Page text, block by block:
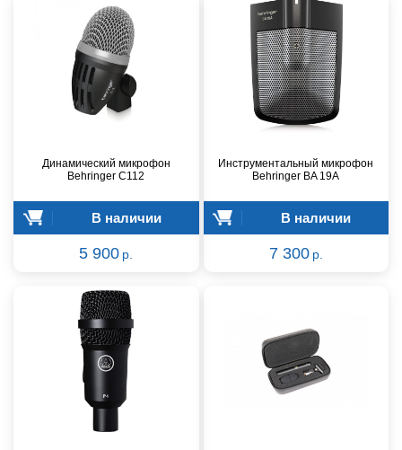
Динамический микрофон
Behringer C112
В наличии
5 900 р.
Инструментальный микрофон
Behringer BA 19A
В наличии
7 300 р.